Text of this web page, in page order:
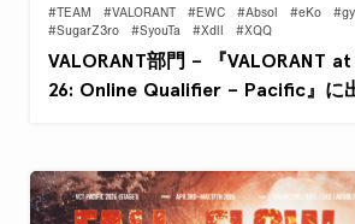
#TEAM #VALORANT #EWC #Absol #eKo
#SugarZ3ro
#SyouTa #Xdll #XQQ
VALORANT部門 – 『VALORANT
26: Online Qualifier – Pacific』に